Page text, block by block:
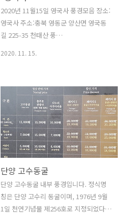
면 봉곡리양강변에 있는 누대로 기암이
절벽을 이루고 울창한 노송이 뒤덮여 있
다. 비봉산은 양산면 가곡리에 있는 낙조
강 위에 있는 조망이 ..
2020년 11월15일 영국사 풍경모음 장소:
영국사 주소:충북 영동군 양산면 영국동
길 225-35 천태산 풍
암벽코스 → 정상 B코스(2.8km 약 1시간
40분 소요) 은행나무 →미정비구간→ 정
상 C코스(3.8km 약 1시간 40분 소요) 은
행나무 → blog.daum.net 천태산에 위
치한 영국사는 충북의 설악이라 불리는
천태산 중턱에 위치한 영국사는 대한불교
조계종 제5교구 법주사의 말사이다. 신라
문무왕 8년(668년)에 창건되고, 고려 명
종 때인 12세기에 원각국사에 의해 중창
이 된 것으로 추정되며, 고려 고종 때 왕명
으로 탑과 승탑, 금당을 새로 지어 국청사
2020. 11. 15.
단양 고수동굴
단양 고수동굴 내부 풍경입니다. 정식명
칭은 단양 고수리 동굴이며, 1976년 9월
1일 천연기념물 제256호로 지정되었다.